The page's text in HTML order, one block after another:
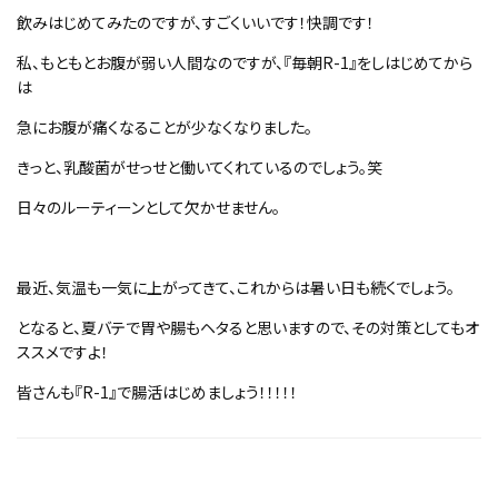
飲みはじめてみたのですが、すごくいいです！快調です！
私、もともとお腹が弱い人間なのですが、『毎朝R-1』をしはじめてから
は
急にお腹が痛くなることが少なくなりました。
きっと、乳酸菌がせっせと働いてくれているのでしょう。笑
日々のルーティーンとして欠かせません。
最近、気温も一気に上がってきて、これからは暑い日も続くでしょう。
となると、夏バテで胃や腸もヘタると思いますので、その対策としてもオ
ススメですよ！
皆さんも『R-1』で腸活はじめましょう！！！！！